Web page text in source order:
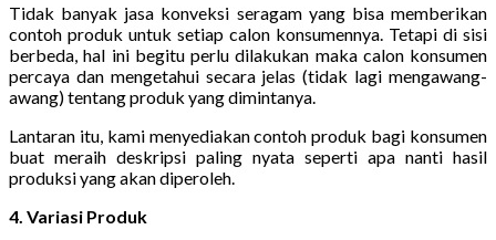
Tidak banyak jasa konveksi seragam yang bisa memberikan
contoh produk untuk setiap calon konsumennya. Tetapi di sisi
berbeda, hal ini begitu perlu dilakukan maka calon konsumen
percaya dan mengetahui secara jelas (tidak lagi mengawang-
awang) tentang produk yang dimintanya.
Lantaran itu, kami menyediakan contoh produk bagi konsumen
buat meraih deskripsi paling nyata seperti apa nanti hasil
produksi yang akan diperoleh.
4. Variasi Produk